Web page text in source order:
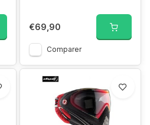
€69,90
Comparer